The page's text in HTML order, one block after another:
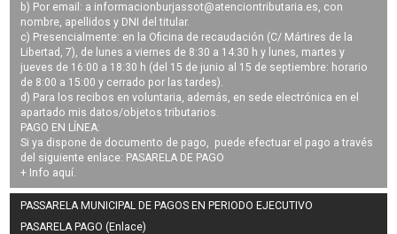
b) Por email: a informacionburjassot@atenciontributaria.es, con
nombre, apellidos y DNI del titular.
c) Presencialmente: en la Oficina de recaudación (C/ Mártires de la
Libertad, 7), de lunes a viernes de 8:30 a 14:30 h y lunes, martes y
jueves de 16:00 a 18:30 h (del 15 de junio al 15 de septiembre: horario
de 8:00 a 15:00 y cerrado por las tardes).
d) Para los recibos en voluntaria, además, en sede electrónica en el
apartado mis datos/objetos tributarios.
PAGO EN LÍNEA:
Si ya dispone de documento de pago, puede efectuar el pago a través
del siguiente enlace: PASARELA DE PAGO
+ Info aquí.
PASSARELA MUNICIPAL DE PAGOS EN PERIODO EJECUTIVO
PASARELA PAGO (Enlace)